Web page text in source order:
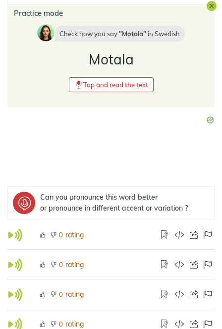
Practice mode
Check how you say Motala in Swedish
Motala
Tap and read the text
Can you pronounce this word better
or pronounce in different accent or variation ?
0 rating
0 rating
0 rating
0 rating